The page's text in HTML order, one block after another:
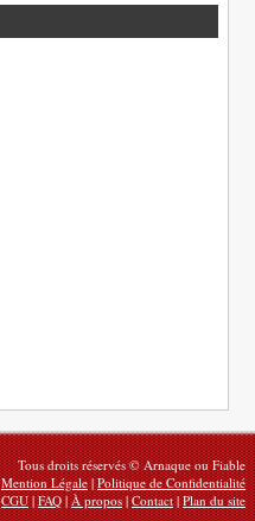
Tous droits réservés © Arnaque ou Fiable
Mention Légale|Politique de Confidentialité
CGU|FAQ|À propos|Contact|Plan du site